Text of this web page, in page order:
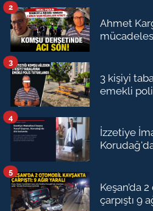
Ahmet
2
3 kişiyi
emekli
3
İzzetiye
4
Keşan’da
çarpıştı 9
5